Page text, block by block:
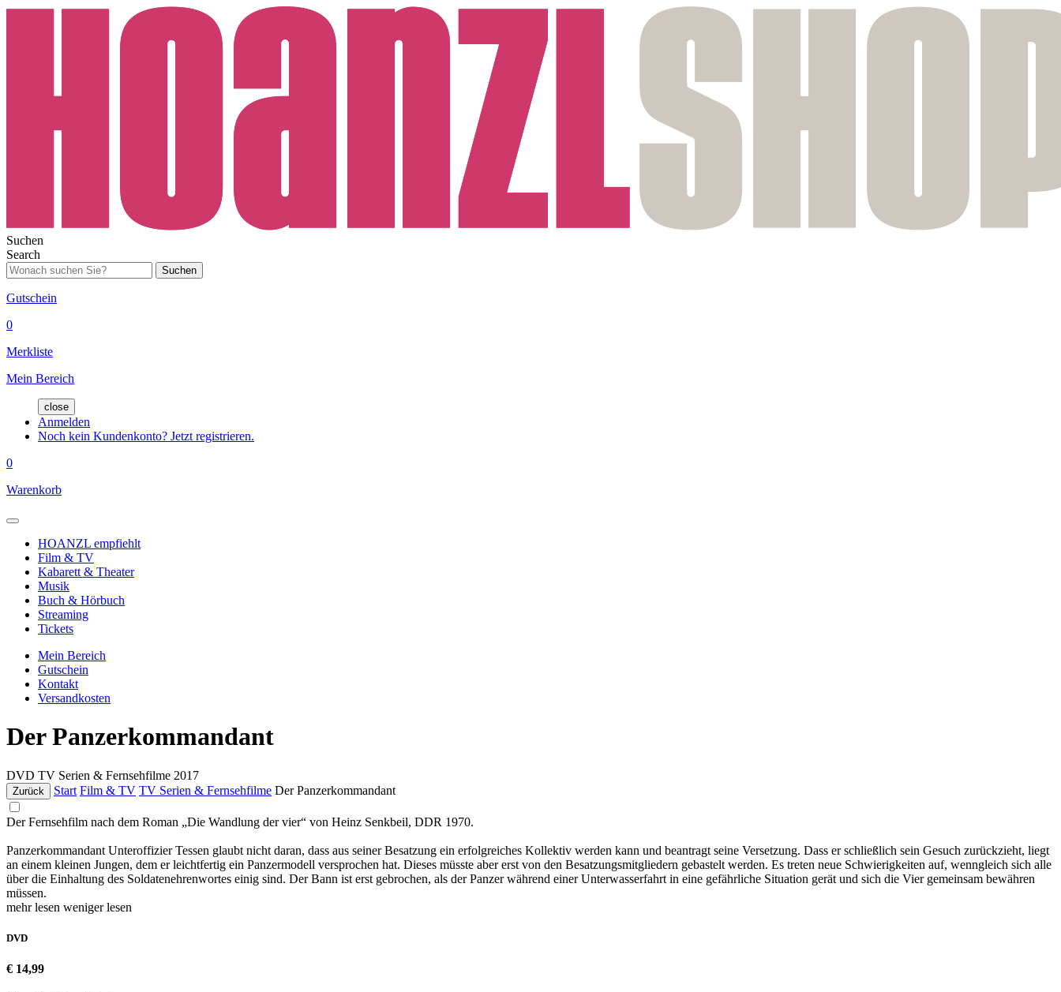
Suchen
Search
Suchen
Gutschein
0
Merkliste
Mein Bereich
close
Anmelden
Noch kein Kundenkonto? Jetzt registrieren.
0
Warenkorb
HOANZL empfiehlt
Film & TV
Kabarett & Theater
Musik
Buch & Hörbuch
Streaming
Tickets
Mein Bereich
Gutschein
Kontakt
Versandkosten
Der Panzerkommandant
DVD TV Serien & Fernsehfilme 2017
Zurück Start Film & TV TV Serien & Fernsehfilme Der Panzerkommandant
Der Fernsehfilm nach dem Roman „Die Wandlung der vier“ von Heinz Senkbeil, DDR 1970.
Panzerkommandant Unteroffizier Tessen glaubt nicht daran, dass aus seiner Besatzung ein erfolgreiches Kollektiv werden kann und beantragt seine Versetzung. Dass er schließlich sein Gesuch zurückzieht, liegt
an einem kleinen Jungen, dem er leichtfertig ein Panzermodell versprochen hat. Dieses müsste aber erst von den Besatzungsmitgliedern gebastelt werden. Es treten neue Schwierigkeiten auf, wenngleich sich alle
über die Einhaltung des Soldatenehrenwortes einig sind. Der Bann ist erst gebrochen, als der Panzer während einer Unterwasserfahrt in eine gefährliche Situation gerät und sich die Vier gemeinsam bewähren
müssen.
mehr lesen weniger lesen
DVD
€ 14,99